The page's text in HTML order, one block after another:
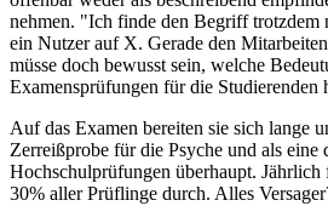
nehmen. "Ich finde den Begriff trotzdem
ein Nutzer auf X. Gerade den
müsse doch bewusst sein, welche
Examensprüfungen für die Studierenden
Auf das Examen bereiten sie sich lange
Zerreißprobe für die Psyche und als eine
Hochschulprüfungen überhaupt. Jährlich
30% aller Prüflinge durch. Alles